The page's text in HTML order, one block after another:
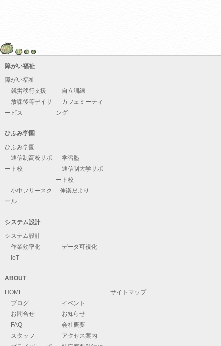
障がい福祉
障がい福祉
就労移行支援
自立訓練
放課後等デイサ
ービス
カフェミーティ
ング
ひふみ学園
ひふみ学園
通信制高校サポ
ート校
学習塾
通信制大学サポ
ート校
小中フリースク
ール
伸楽だより
システム設計
システム設計
作業効率化
データ可視化
IoT
ABOUT
HOME
ブログ
イベント
お問合せ
お知らせ
FAQ
会社概要
スタッフ
アクセス案内
サイトマップ